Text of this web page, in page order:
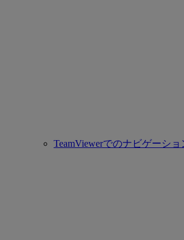
TeamViewerでのナビゲーシ